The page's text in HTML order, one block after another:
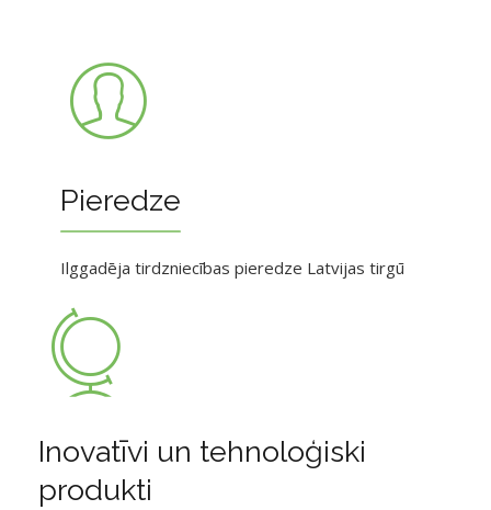
Pieredze
Ilggadēja tirdzniecības pieredze Latvijas tirgū
Inovatīvi un tehnoloģiski
produkti